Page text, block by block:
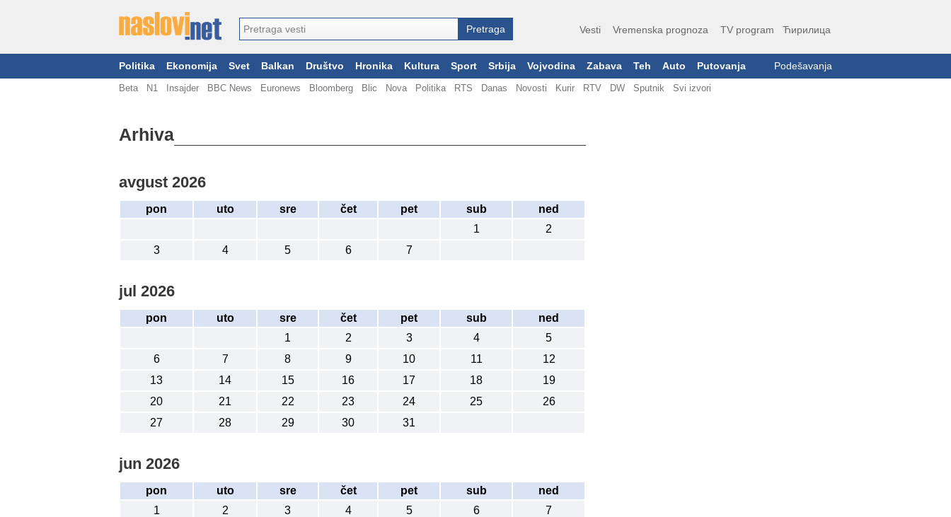
Vesti Vremenska prognoza TV program Ћирилица
Politika Ekonomija Svet Balkan Društvo Hronika Kultura Sport Srbija Vojvodina Zabava Teh Auto Putovanja Podešavanja
Beta N1 Insajder BBC News Euronews Bloomberg Blic Nova Politika RTS Danas Novosti Kurir RTV DW Sputnik Svi izvori
Arhiva
avgust 2026
pon uto sre čet pet sub
ned
1
2
3
4 5 6 7
jul 2026
pon uto sre čet pet sub
ned
1
2 3 4
5
6
7 8 9 10 11
12
13
14 15 16 17 18
19
20
21 22 23 24 25
26
27
28 29 30 31
jun 2026
pon uto sre čet pet sub
ned
1
2 3 4 5 6
7